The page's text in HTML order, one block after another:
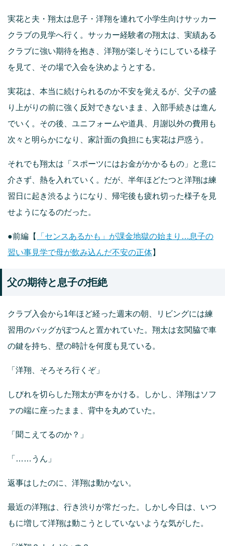
実花と夫・翔太は息子・洋翔を連れて小学生向けサッカー
クラブの見学へ行く。サッカー経験者の翔太は、実績ある
クラブに強い期待を抱き、洋翔が楽しそうにしている様子
を見て、その場で入会を決めようとする。
実花は、本当に続けられるのか不安を覚えるが、父子の盛
り上がりの前に強く反対できないまま、入部手続きは進ん
でいく。その後、ユニフォームや道具、月謝以外の費用も
次々と明らかになり、家計面の負担にも実花は戸惑う。
それでも翔太は「スポーツにはお金がかかるもの」と意に
介さず、熱を入れていく。だが、半年ほどたつと洋翔は練
習日に起き渋るようになり、帰宅後も疲れ切った様子を見
せようになるのだった。
●前編【
「センスあるかも」が課金地獄の始まり…息子の
習い事見学で母が飲み込んだ不安の正体】
父の期待と息子の拒絶
クラブ入会から1年ほど経った週末の朝、リビングには練
習用のバッグがぽつんと置かれていた。翔太は玄関脇で車
の鍵を持ち、壁の時計を何度も見ている。
「洋翔、そろそろ行くぞ」
しびれを切らした翔太が声をかける。しかし、洋翔はソフ
ァの端に座ったまま、背中を丸めていた。
「聞こえてるのか？」
「……うん」
返事はしたのに、洋翔は動かない。
最近の洋翔は、行き渋りが常だった。しかし今日は、いつ
もに増して洋翔は動こうとしていないような気がした。